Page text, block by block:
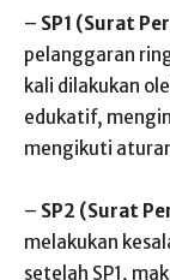
– SP1 (Surat
pelanggaran
kali dilakukan
edukatif,
mengikuti
– SP2 (Surat
melakukan
setelah SP1,